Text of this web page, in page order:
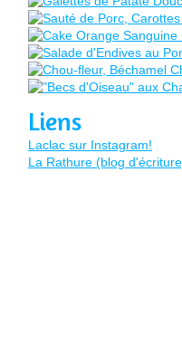
Liens
Laclac sur Instagram!
La Rathure (blog